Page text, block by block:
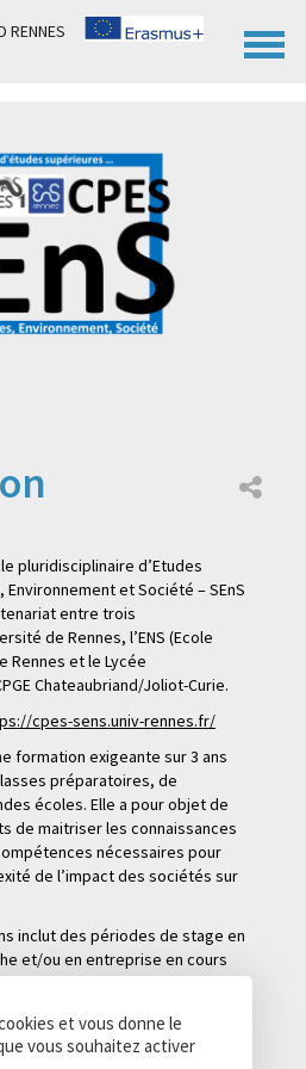
RENNES
pluridisciplinaire d’Etudes
et Société – SEnS
entre trois
de Rennes, l’ENS (Ecole
Rennes et le Lycée
Chateaubriand/Joliot-Curie.
cpes-sens.univ-rennes.fr/
formation exigeante sur 3 ans
préparatoires, de
écoles. Elle a pour objet de
de maitriser les connaissances
nécessaires pour
de l’impact des sociétés sur
inclut des périodes de stage en
et/ou en entreprise en cours
à l’international irrigue la
et vous donne le
vous souhaitez activer